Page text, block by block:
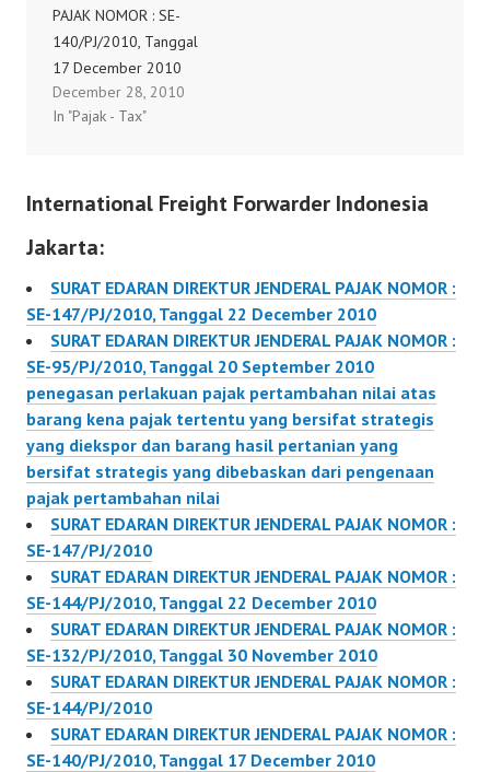
PAJAK NOMOR : SE-
140/PJ/2010, Tanggal
17 December 2010
petunjuk pelaksanaan
peraturan direktur
tata cara penetapan
sebagai dasar
pengenaan pajak bumi
dan bangunan
December 28, 2010
In "Pajak - Tax"
International Freight Forwarder Indonesia
Jakarta:
SURAT EDARAN DIREKTUR JENDERAL PAJAK NOMOR :
SE-147/PJ/2010, Tanggal 22 December 2010
SURAT EDARAN DIREKTUR JENDERAL PAJAK NOMOR :
SE-95/PJ/2010, Tanggal 20 September 2010
penegasan perlakuan pajak pertambahan nilai atas
barang kena pajak tertentu yang bersifat strategis
yang diekspor dan barang hasil pertanian yang
bersifat strategis yang dibebaskan dari pengenaan
pajak pertambahan nilai
SURAT EDARAN DIREKTUR JENDERAL PAJAK NOMOR :
SE-147/PJ/2010
SURAT EDARAN DIREKTUR JENDERAL PAJAK NOMOR :
SE-144/PJ/2010, Tanggal 22 December 2010
SURAT EDARAN DIREKTUR JENDERAL PAJAK NOMOR :
SE-132/PJ/2010, Tanggal 30 November 2010
SURAT EDARAN DIREKTUR JENDERAL PAJAK NOMOR :
SE-144/PJ/2010
SURAT EDARAN DIREKTUR JENDERAL PAJAK NOMOR :
SE-140/PJ/2010, Tanggal 17 December 2010